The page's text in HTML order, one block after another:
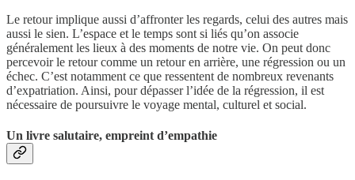
Le retour implique aussi d’affronter les regards, celui des autres mais
aussi le sien. L’espace et le temps sont si liés qu’on associe
généralement les lieux à des moments de notre vie. On peut donc
percevoir le retour comme un retour en arrière, une régression ou un
échec. C’est notamment ce que ressentent de nombreux revenants
d’expatriation. Ainsi, pour dépasser l’idée de la régression, il est
nécessaire de poursuivre le voyage mental, culturel et social.
Un livre salutaire, empreint d’empathie